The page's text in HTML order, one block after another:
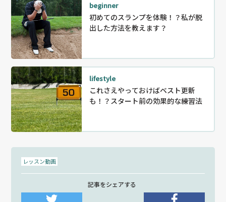
beginner
初めてのスランプを体験！？私が脱
出した方法を教えます？
lifestyle
これさえやっておけばベスト更新
も！？スタート前の効果的な練習法
レッスン動画
記事をシェアする